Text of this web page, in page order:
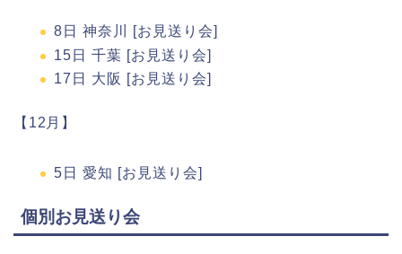
8日 神奈川 [お見送り会]
15日 千葉 [お見送り会]
17日 大阪 [お見送り会]
【12月】
5日 愛知 [お見送り会]
個別お見送り会